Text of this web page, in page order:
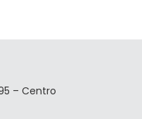
– Centro